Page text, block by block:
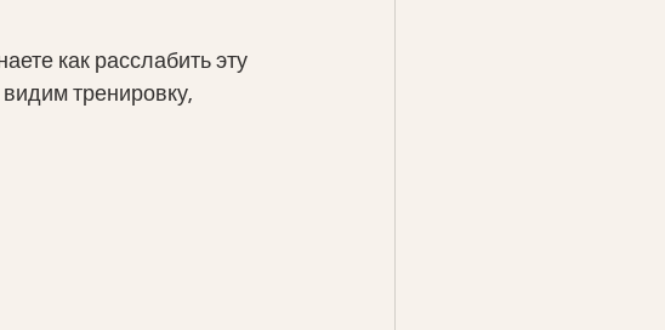
как расслабить эту
тренировку,